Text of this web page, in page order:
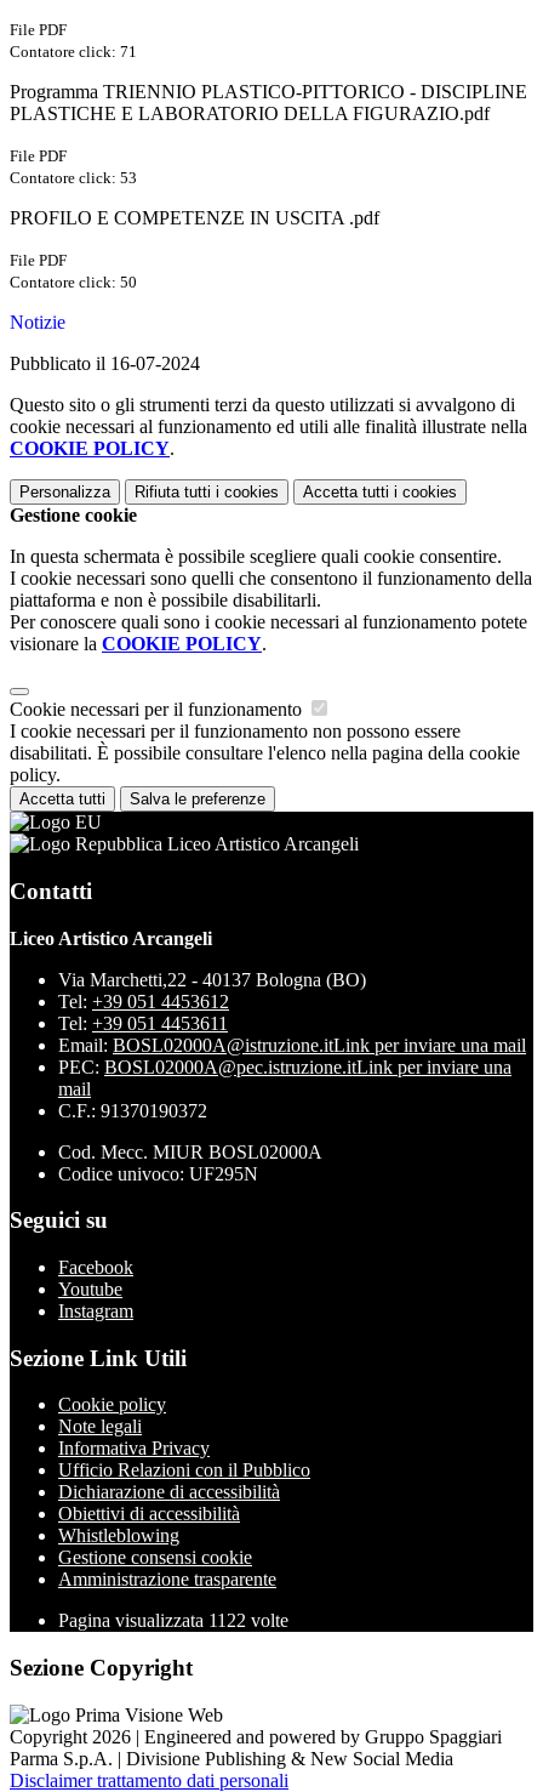
File PDF
Contatore click: 71
Programma TRIENNIO PLASTICO-PITTORICO - DISCIPLINE
PLASTICHE E LABORATORIO DELLA FIGURAZIO.pdf
File PDF
Contatore click: 53
PROFILO E COMPETENZE IN USCITA .pdf
File PDF
Contatore click: 50
Notizie
Pubblicato il 16-07-2024
Questo sito o gli strumenti terzi da questo utilizzati si avvalgono di
cookie necessari al funzionamento ed utili alle finalità illustrate nella
COOKIE POLICY.
Personalizza Rifiuta tutti i cookies Accetta tutti i cookies
Gestione cookie
In questa schermata è possibile scegliere quali cookie consentire.
I cookie necessari sono quelli che consentono il funzionamento della
piattaforma e non è possibile disabilitarli.
Per conoscere quali sono i cookie necessari al funzionamento potete
visionare la COOKIE POLICY.
Cookie necessari per il funzionamento
I cookie necessari per il funzionamento non possono essere
disabilitati. È possibile consultare l'elenco nella pagina della cookie
policy.
Accetta tutti Salva le preferenze
Liceo Artistico Arcangeli
Contatti
Liceo Artistico Arcangeli
Via Marchetti,22 - 40137 Bologna (BO)
Tel: +39 051 4453612
Tel: +39 051 4453611
Email: BOSL02000A@istruzione.itLink per inviare una mail
PEC: BOSL02000A@pec.istruzione.itLink per inviare una
mail
C.F.: 91370190372
Cod. Mecc. MIUR BOSL02000A
Codice univoco: UF295N
Seguici su
Facebook
Youtube
Instagram
Sezione Link Utili
Cookie policy
Note legali
Informativa Privacy
Ufficio Relazioni con il Pubblico
Dichiarazione di accessibilità
Obiettivi di accessibilità
Whistleblowing
Gestione consensi cookie
Amministrazione trasparente
Pagina visualizzata 1122 volte
Sezione Copyright
Copyright 2026 | Engineered and powered by Gruppo Spaggiari
Parma S.p.A. | Divisione Publishing & New Social Media
Disclaimer trattamento dati personali